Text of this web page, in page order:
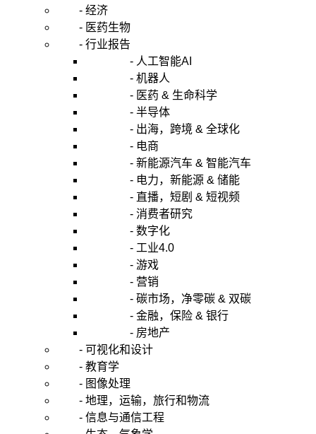
- 经济
- 医药生物
- 行业报告
- 人工智能AI
- 机器人
- 医药 & 生命科学
- 半导体
- 出海，跨境 & 全球化
- 电商
- 新能源汽车 & 智能汽车
- 电力，新能源 & 储能
- 直播，短剧 & 短视频
- 消费者研究
- 数字化
- 工业4.0
- 游戏
- 营销
- 碳市场，净零碳 & 双碳
- 金融，保险 & 银行
- 房地产
- 可视化和设计
- 教育学
- 图像处理
- 地理，运输，旅行和物流
- 信息与通信工程